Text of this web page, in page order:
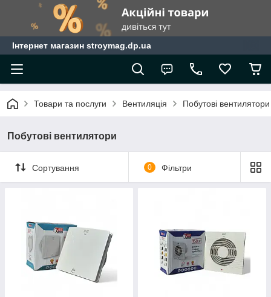
Інтернет магазин stroymag.dp.ua
Товари та послуги Вентиляція Побутові вентилятори
Побутові вентилятори
Сортування 0 Фільтри